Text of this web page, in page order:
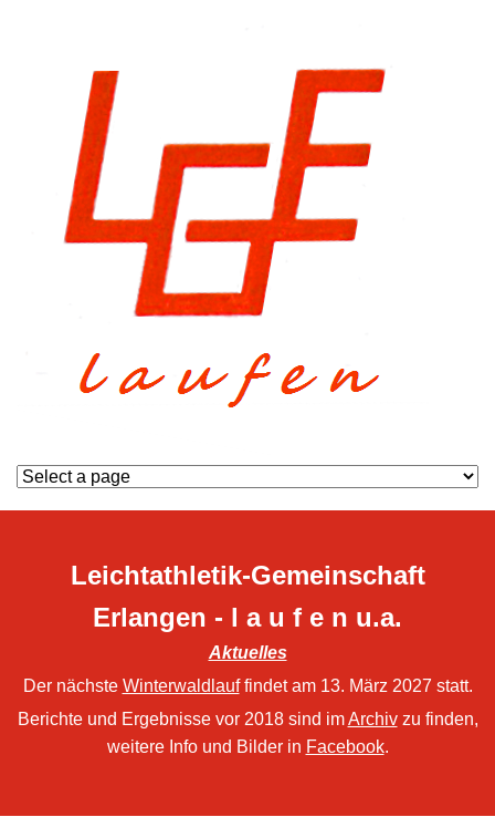
Leichtathletik-Gemeinschaft
Erlangen - l a u f e n u.a.
Aktuelles
Der nächste Winterwaldlauffindet am 13. März 2027 statt.
Berichte und Ergebnisse vor 2018 sind imArchivzu finden,
weitere Info und Bilder in Facebook.